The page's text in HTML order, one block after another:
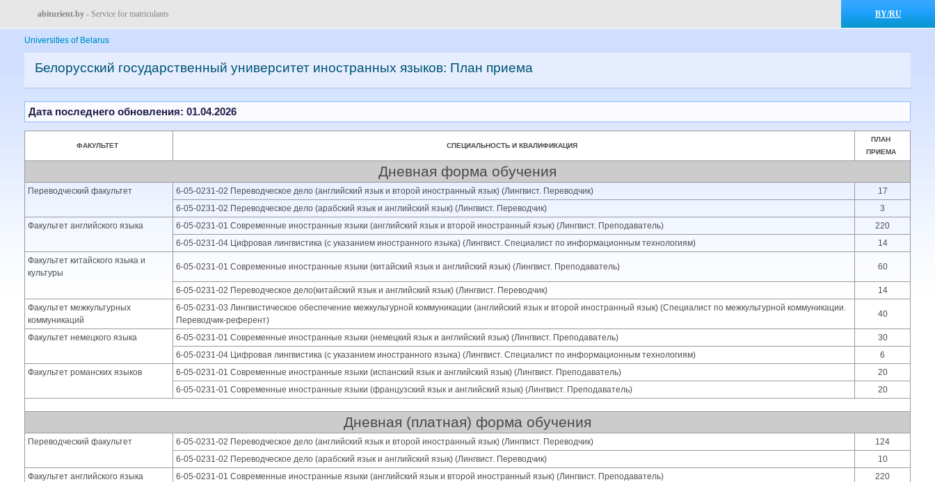
BY/RU
abiturient.by - Service for matriculants
Universities of Belarus
Белорусский государственный университет иностранных языков: План приема
Дата последнего обновления: 01.04.2026
ФАКУЛЬТЕТ CПЕЦИАЛЬНОСТЬ И КВАЛИФИКАЦИЯ
ПЛАН
ПРИЕМА
Дневная форма обучения
Переводческий факультет 6-05-0231-02 Переводческое дело (английский язык и второй иностранный язык) (Лингвист. Переводчик)
17
6-05-0231-02 Переводческое дело (арабский язык и английский язык) (Лингвист. Переводчик)
3
Факультет английского языка
6-05-0231-01 Современные иностранные языки (английский язык и второй иностранный язык) (Лингвист. Преподаватель)
220
6-05-0231-04 Цифровая лингвистика (с указанием иностранного языка) (Лингвист. Специалист по информационным технологиям)
14
Факультет китайского языка и
культуры
6-05-0231-01 Современные иностранные языки (китайский язык и английский язык) (Лингвист. Преподаватель) 60
6-05-0231-02 Переводческое дело(китайский язык и английский язык) (Лингвист. Переводчик)
14
Факультет межкультурных
коммуникаций
6-05-0231-03 Лингвистическое обеспечение межкультурной коммуникации (английский язык и второй иностранный язык) (Специалист по межкультурной коммуникации.
Переводчик-референт)
40
Факультет немецкого языка 6-05-0231-01 Современные иностранные языки (немецкий язык и английский язык) (Лингвист. Преподаватель)
30
6-05-0231-04 Цифровая лингвистика (с указанием иностранного языка) (Лингвист. Специалист по информационным технологиям)
6
Факультет романских языков
6-05-0231-01 Современные иностранные языки (испанский язык и английский язык) (Лингвист. Преподаватель)
20
6-05-0231-01 Современные иностранные языки (французский язык и английский язык) (Лингвист. Преподаватель)
20
Дневная (платная) форма обучения
Переводческий факультет 6-05-0231-02 Переводческое дело (английский язык и второй иностранный язык) (Лингвист. Переводчик)
124
6-05-0231-02 Переводческое дело (арабский язык и английский язык) (Лингвист. Переводчик)
10
Факультет английского языка
6-05-0231-01 Современные иностранные языки (английский язык и второй иностранный язык) (Лингвист. Преподаватель)
220